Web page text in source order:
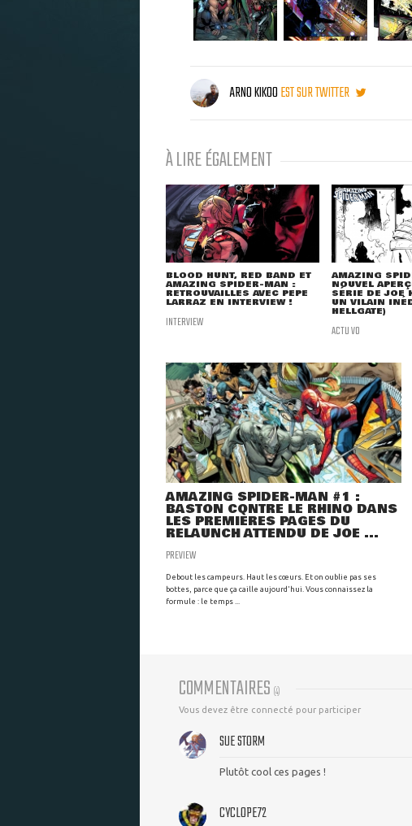
ARNO KIKOOEST SUR TWITTER
À LIRE ÉGALEMENT
BLOOD HUNT, RED BAND ET
AMAZING SPIDER-MAN :
RETROUVAILLES AVEC PEPE
LARRAZ EN INTERVIEW !
INTERVIEW
AMAZING
NOUVEL
SÉRIE DE JOE
UN VILAIN
HELLGATE)
ACTU VO
AMAZING SPIDER-MAN #1 :
BASTON CONTRE LE RHINO DANS
LES PREMIÈRES PAGES DU
RELAUNCH ATTENDU DE JOE ...
PREVIEW
Debout les campeurs. Haut les cœurs. Et on oublie pas ses
bottes, parce que ça caille aujourd'hui. Vous connaissez la
formule : le temps ...
COMMENTAIRES (4)
Vous devez être connecté pour participer
SUE STORM
Plutôt cool ces pages !
CYCLOPE72